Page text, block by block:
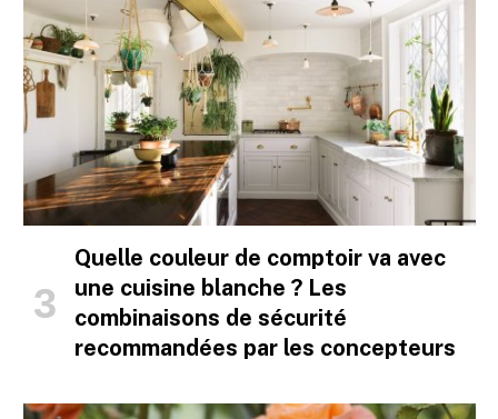
Quelle couleur de comptoir va avec
une cuisine blanche ? Les
combinaisons de sécurité
recommandées par les concepteurs